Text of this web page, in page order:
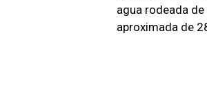
agua rodeada
aproximada de